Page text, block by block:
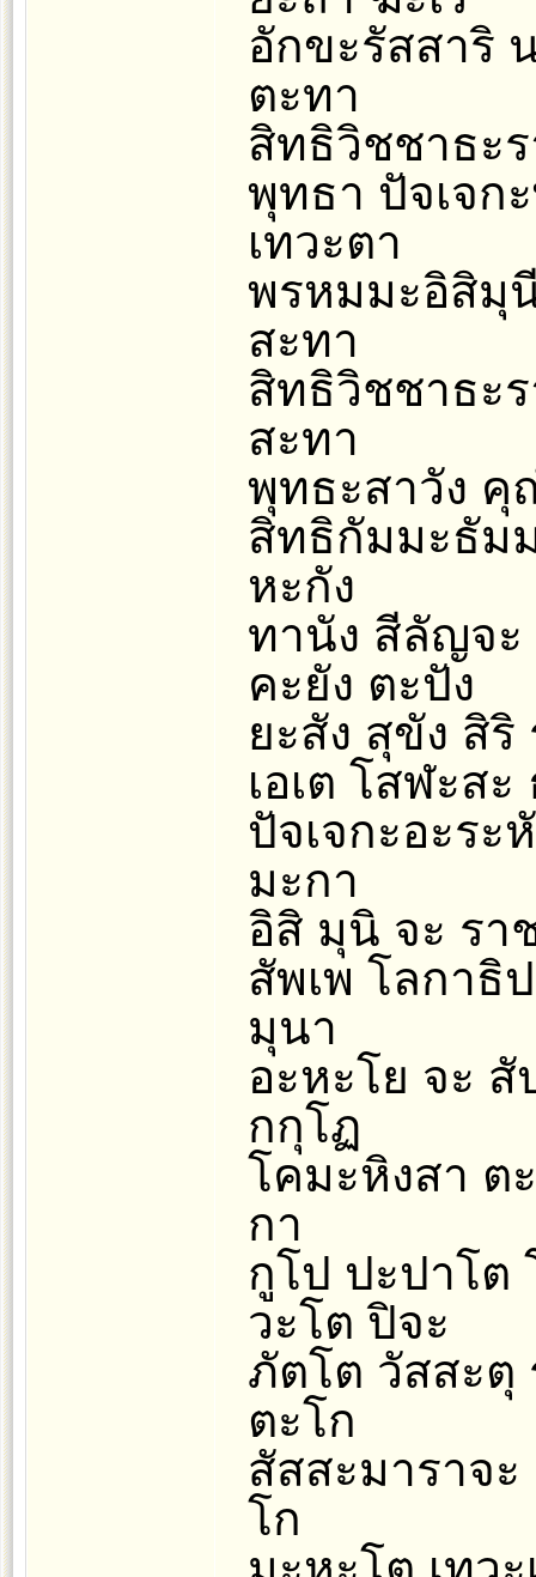
อักขะรัสสาริ
ตะทา
สิทธิวิชชาธะ
พุทธา ปัจเจก
เทวะตา
พรหมมะอิสิมุ
สะทา
สิทธิวิชชาธะ
สะทา
พุทธะสาวัง คุ
สิทธิกัมมะธัม
หะกัง
ทานัง สีลัญจ
คะยัง ตะปัง
ยะสัง สุขัง สิริ
เอเต โสฬะส
ปัจเจกะอะระ
มะกา
อิสิ มุนิ จะ รา
สัพเพ โลกาธิ
มุนา
อะหะโย จะ
กกุโฏ
โคมะหิงสา ต
กา
กูโป ปะปาโต
วะโต ปิจะ
ภัตโต วัสสะตุ
ตะโก
สัสสะมาราจ
โก